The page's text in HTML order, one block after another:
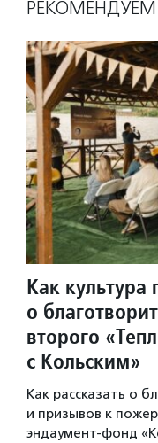
РЕКОМЕНДУЕМ
Как культура
о
второго
с Кольским»
Как рассказать о
и призывов к
эндаумент-фонд